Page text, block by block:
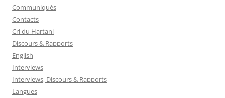
Communiqués
Contacts
Cri du Hartani
Discours & Rapports
English
Interviews
Interviews, Discours & Rapports
Langues